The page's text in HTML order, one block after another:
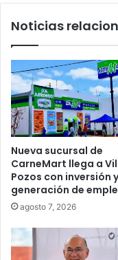
Noticias
Nueva sucursal de
CarneMart llega a
Pozos con inversión y
generación de
agosto 7, 2026